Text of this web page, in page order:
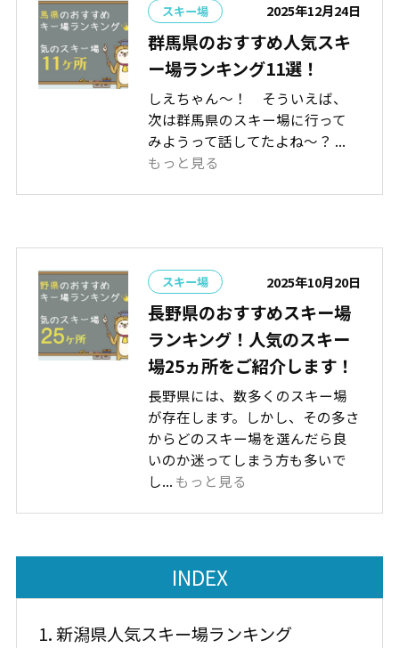
スキー場 2025年12月24日
群馬県のおすすめ人気スキ
ー場ランキング11選！
しえちゃん～！ そういえば、
次は群馬県のスキー場に行って
みようって話してたよね～？ ...
もっと見る
スキー場 2025年10月20日
長野県のおすすめスキー場
ランキング！人気のスキー
場25ヵ所をご紹介します！
長野県には、数多くのスキー場
が存在します。しかし、その多さ
からどのスキー場を選んだら良
いのか迷ってしまう方も多いで
し... もっと見る
INDEX
1. 新潟県人気スキー場ランキング